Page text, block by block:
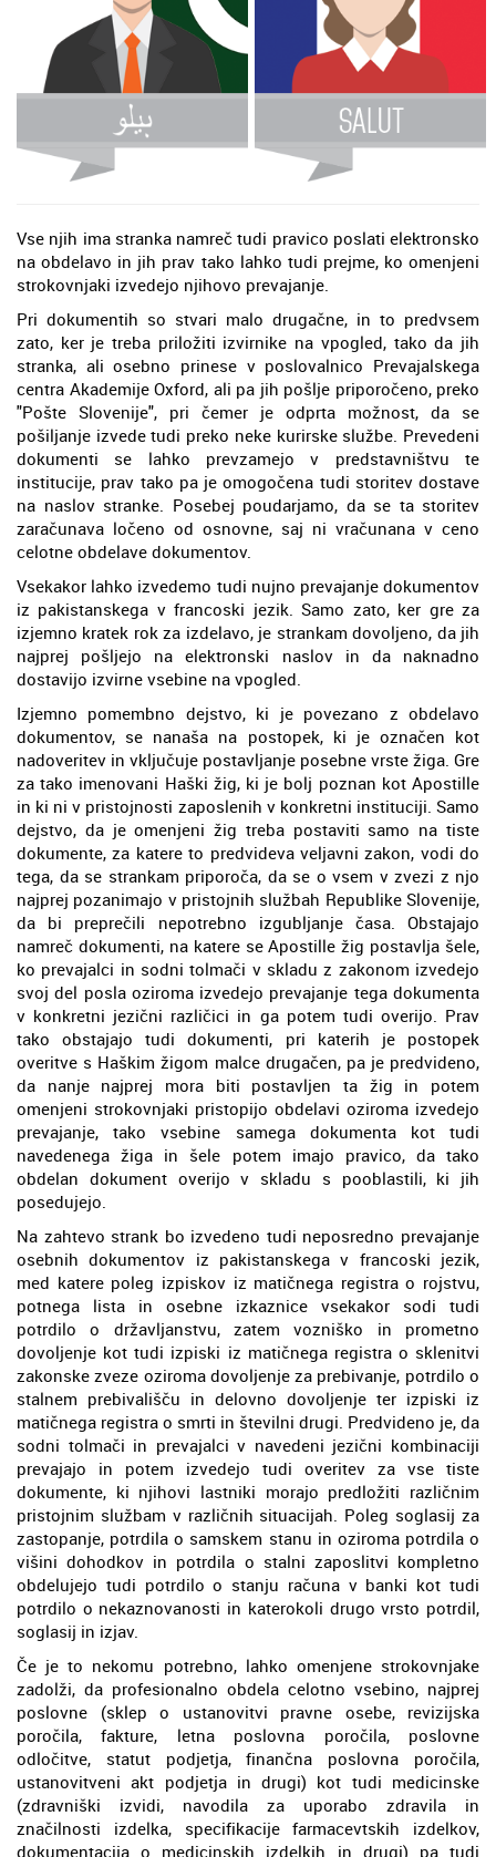
Vse njih ima stranka namreč tudi pravico poslati elektronsko
na obdelavo in jih prav tako lahko tudi prejme, ko omenjeni
strokovnjaki izvedejo njihovo prevajanje.
Pri dokumentih so stvari malo drugačne, in to predvsem
zato, ker je treba priložiti izvirnike na vpogled, tako da jih
stranka, ali osebno prinese v poslovalnico Prevajalskega
centra Akademije Oxford, ali pa jih pošlje priporočeno, preko
"Pošte Slovenije", pri čemer je odprta možnost, da se
pošiljanje izvede tudi preko neke kurirske službe. Prevedeni
dokumenti se lahko prevzamejo v predstavništvu te
institucije, prav tako pa je omogočena tudi storitev dostave
na naslov stranke. Posebej poudarjamo, da se ta storitev
zaračunava ločeno od osnovne, saj ni vračunana v ceno
celotne obdelave dokumentov.
Vsekakor lahko izvedemo tudi nujno prevajanje dokumentov
iz pakistanskega v francoski jezik. Samo zato, ker gre za
izjemno kratek rok za izdelavo, je strankam dovoljeno, da jih
najprej pošljejo na elektronski naslov in da naknadno
dostavijo izvirne vsebine na vpogled.
Izjemno pomembno dejstvo, ki je povezano z obdelavo
dokumentov, se nanaša na postopek, ki je označen kot
nadoveritev in vključuje postavljanje posebne vrste žiga. Gre
za tako imenovani Haški žig, ki je bolj poznan kot Apostille
in ki ni v pristojnosti zaposlenih v konkretni instituciji. Samo
dejstvo, da je omenjeni žig treba postaviti samo na tiste
dokumente, za katere to predvideva veljavni zakon, vodi do
tega, da se strankam priporoča, da se o vsem v zvezi z njo
najprej pozanimajo v pristojnih službah Republike Slovenije,
da bi preprečili nepotrebno izgubljanje časa. Obstajajo
namreč dokumenti, na katere se Apostille žig postavlja šele,
ko prevajalci in sodni tolmači v skladu z zakonom izvedejo
svoj del posla oziroma izvedejo prevajanje tega dokumenta
v konkretni jezični različici in ga potem tudi overijo. Prav
tako obstajajo tudi dokumenti, pri katerih je postopek
overitve s Haškim žigom malce drugačen, pa je predvideno,
da nanje najprej mora biti postavljen ta žig in potem
omenjeni strokovnjaki pristopijo obdelavi oziroma izvedejo
prevajanje, tako vsebine samega dokumenta kot tudi
navedenega žiga in šele potem imajo pravico, da tako
obdelan dokument overijo v skladu s pooblastili, ki jih
posedujejo.
Na zahtevo strank bo izvedeno tudi neposredno prevajanje
osebnih dokumentov iz pakistanskega v francoski jezik,
med katere poleg izpiskov iz matičnega registra o rojstvu,
potnega lista in osebne izkaznice vsekakor sodi tudi
potrdilo o državljanstvu, zatem vozniško in prometno
dovoljenje kot tudi izpiski iz matičnega registra o sklenitvi
zakonske zveze oziroma dovoljenje za prebivanje, potrdilo o
stalnem prebivališču in delovno dovoljenje ter izpiski iz
matičnega registra o smrti in številni drugi. Predvideno je, da
sodni tolmači in prevajalci v navedeni jezični kombinaciji
prevajajo in potem izvedejo tudi overitev za vse tiste
dokumente, ki njihovi lastniki morajo predložiti različnim
pristojnim službam v različnih situacijah. Poleg soglasij za
zastopanje, potrdila o samskem stanu in oziroma potrdila o
višini dohodkov in potrdila o stalni zaposlitvi kompletno
obdelujejo tudi potrdilo o stanju računa v banki kot tudi
potrdilo o nekaznovanosti in katerokoli drugo vrsto potrdil,
soglasij in izjav.
Če je to nekomu potrebno, lahko omenjene strokovnjake
zadolži, da profesionalno obdela celotno vsebino, najprej
poslovne (sklep o ustanovitvi pravne osebe, revizijska
poročila, fakture, letna poslovna poročila, poslovne
odločitve, statut podjetja, finančna poslovna poročila,
ustanovitveni akt podjetja in drugi) kot tudi medicinske
(zdravniški izvidi, navodila za uporabo zdravila in
značilnosti izdelka, specifikacije farmacevtskih izdelkov,
dokumentacija o medicinskih izdelkih in drugi) pa tudi